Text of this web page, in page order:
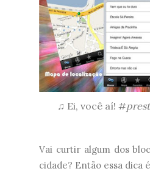
♫ Ei, você aí! #
Vai curtir algum dos
cidade? Então essa dica